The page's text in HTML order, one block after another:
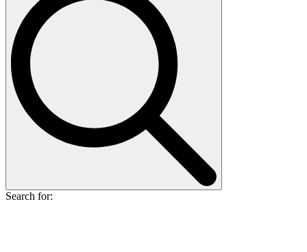
Search for: